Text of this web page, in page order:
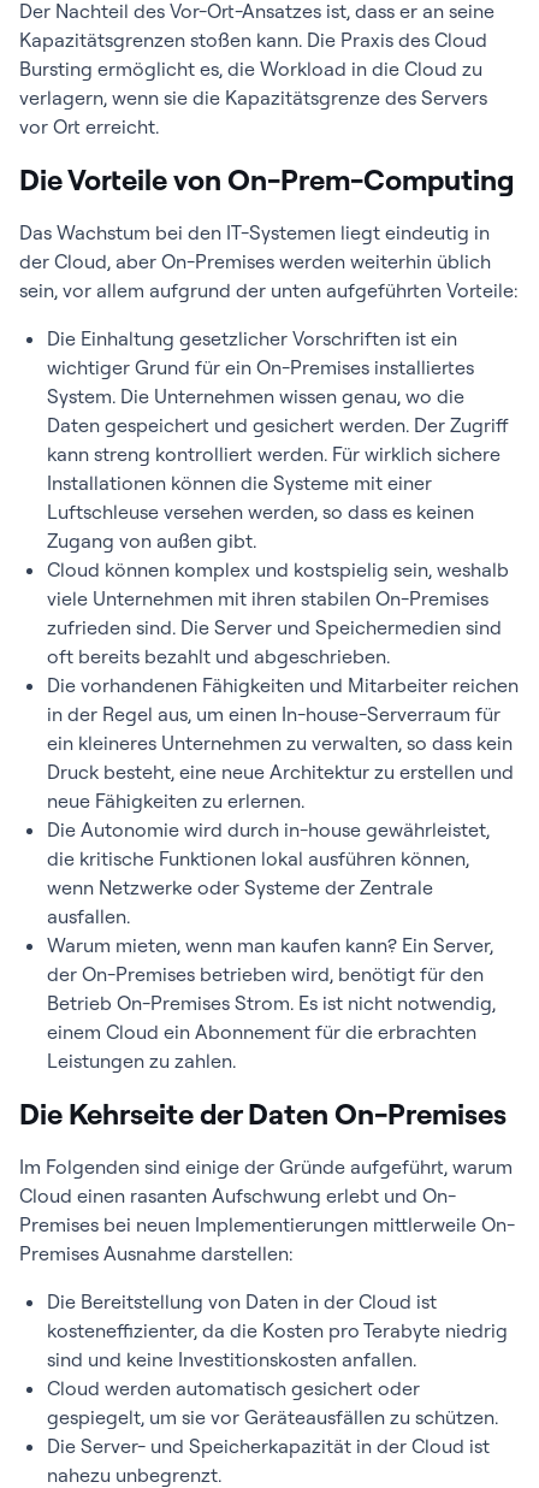
Der Nachteil des Vor-Ort-Ansatzes ist, dass er an seine
Kapazitätsgrenzen stoßen kann. Die Praxis des Cloud
Bursting ermöglicht es, die Workload in die Cloud zu
verlagern, wenn sie die Kapazitätsgrenze des Servers
vor Ort erreicht.
Die Vorteile von On-Prem-Computing
Das Wachstum bei den IT-Systemen liegt eindeutig in
der Cloud, aber On-Premises werden weiterhin üblich
sein, vor allem aufgrund der unten aufgeführten Vorteile:
Die Einhaltung gesetzlicher Vorschriften ist ein
wichtiger Grund für ein On-Premises installiertes
System. Die Unternehmen wissen genau, wo die
Daten gespeichert und gesichert werden. Der Zugriff
kann streng kontrolliert werden. Für wirklich sichere
Installationen können die Systeme mit einer
Luftschleuse versehen werden, so dass es keinen
Zugang von außen gibt.
Cloud können komplex und kostspielig sein, weshalb
viele Unternehmen mit ihren stabilen On-Premises
zufrieden sind. Die Server und Speichermedien sind
oft bereits bezahlt und abgeschrieben.
Die vorhandenen Fähigkeiten und Mitarbeiter reichen
in der Regel aus, um einen In-house-Serverraum für
ein kleineres Unternehmen zu verwalten, so dass kein
Druck besteht, eine neue Architektur zu erstellen und
neue Fähigkeiten zu erlernen.
Die Autonomie wird durch in-house gewährleistet,
die kritische Funktionen lokal ausführen können,
wenn Netzwerke oder Systeme der Zentrale
ausfallen.
Warum mieten, wenn man kaufen kann? Ein Server,
der On-Premises betrieben wird, benötigt für den
Betrieb On-Premises Strom. Es ist nicht notwendig,
einem Cloud ein Abonnement für die erbrachten
Leistungen zu zahlen.
Die Kehrseite der Daten On-Premises
Im Folgenden sind einige der Gründe aufgeführt, warum
Cloud einen rasanten Aufschwung erlebt und On-
Premises bei neuen Implementierungen mittlerweile On-
Premises Ausnahme darstellen:
Die Bereitstellung von Daten in der Cloud ist
kosteneffizienter, da die Kosten pro Terabyte niedrig
sind und keine Investitionskosten anfallen.
Cloud werden automatisch gesichert oder
gespiegelt, um sie vor Geräteausfällen zu schützen.
Die Server- und Speicherkapazität in der Cloud ist
nahezu unbegrenzt.